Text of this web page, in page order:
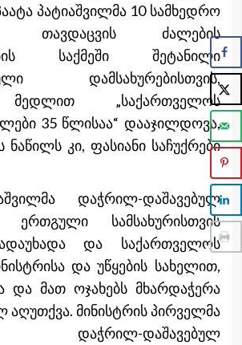
პატიაშვილმა 10 სამხედრო
თავდაცვის ძალების
საქმეში შეტანილი
დამსახურებისთვის,
მედლით „საქართველოს
35 წლისაა“ დააჯილდოვა,
ნაწილს კი, ფასიანი საჩუქრები
დაჭრილ-დაშავებულ
ერთგული სამსახურისთვის
და საქართველოს
და უწყების სახელით,
და მათ ოჯახებს მხარდაჭერა
აღუთქვა. მინისტრის პირველმა
დაჭრილ-დაშავებულ